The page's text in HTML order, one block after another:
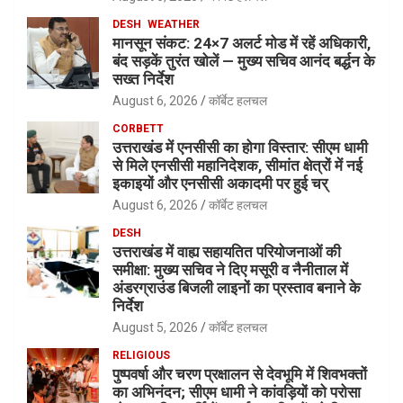
DESH WEATHER
मानसून संकट: 24×7 अलर्ट मोड में रहें अधिकारी,
बंद सड़कें तुरंत खोलें — मुख्य सचिव आनंद बर्द्धन के
सख्त निर्देश
August 6, 2026 कॉर्बेट हलचल
CORBETT
उत्तराखंड में एनसीसी का होगा विस्तार: सीएम धामी
से मिले एनसीसी महानिदेशक, सीमांत क्षेत्रों में नई
इकाइयों और एनसीसी अकादमी पर हुई चर्
August 6, 2026 कॉर्बेट हलचल
DESH
उत्तराखंड में वाह्य सहायतित परियोजनाओं की
समीक्षा: मुख्य सचिव ने दिए मसूरी व नैनीताल में
अंडरग्राउंड बिजली लाइनों का प्रस्ताव बनाने के
निर्देश
August 5, 2026 कॉर्बेट हलचल
RELIGIOUS
पुष्पवर्षा और चरण प्रक्षालन से देवभूमि में शिवभक्तों
का अभिनंदन; सीएम धामी ने कांवड़ियों को परोसा